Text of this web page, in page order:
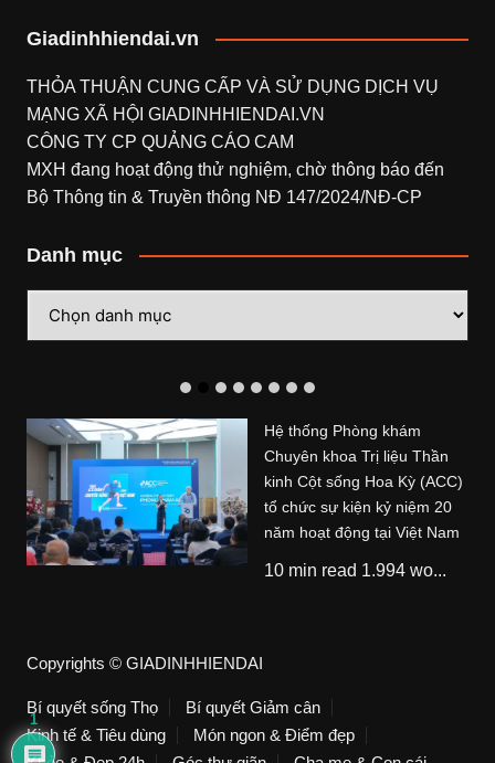
Giadinhhiendai.vn
THỎA THUẬN CUNG CẤP VÀ SỬ DỤNG DỊCH VỤ
MẠNG XÃ HỘI GIADINHHIENDAI.VN
CÔNG TY CP QUẢNG CÁO CAM
MXH đang hoạt động thử nghiệm, chờ thông báo đến
Bộ Thông tin & Truyền thông NĐ 147/2024/NĐ-CP
Danh mục
mục
Hệ thống Phòng khám
Chuyên khoa Trị liệu Thần
kinh Cột sống Hoa Kỳ (ACC)
tổ chức sự kiện kỷ niệm 20
năm hoạt động tại Việt Nam
10 min read 1.994 wo...
Copyrights © GIADINHHIENDAI
Bí quyết sống Thọ
Bí quyết Giảm cân
Kinh tế & Tiêu dùng
Món ngon & Điểm đẹp
1